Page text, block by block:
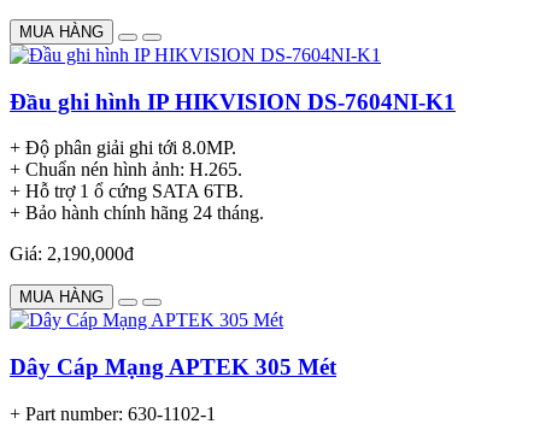
MUA HÀNG
Đầu ghi hình IP HIKVISION DS-7604NI-K1
+ Độ phân giải ghi tới 8.0MP.
+ Chuẩn nén hình ảnh: H.265.
+ Hỗ trợ 1 ổ cứng SATA 6TB.
+ Bảo hành chính hãng 24 tháng.
Giá: 2,190,000đ
MUA HÀNG
Dây Cáp Mạng APTEK 305 Mét
+ Part number: 630-1102-1